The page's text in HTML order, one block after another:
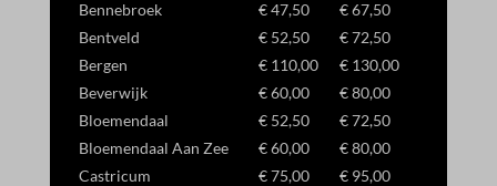
Bennebroek
€ 47,50
€ 67,50
Bentveld
€ 52,50
€ 72,50
Bergen
€ 110,00
€ 130,00
Beverwijk
€ 60,00
€ 80,00
Bloemendaal
€ 52,50
€ 72,50
Bloemendaal Aan Zee
€ 60,00
€ 80,00
Castricum
€ 75,00
€ 95,00
_gcl_gb
_gcl_gs